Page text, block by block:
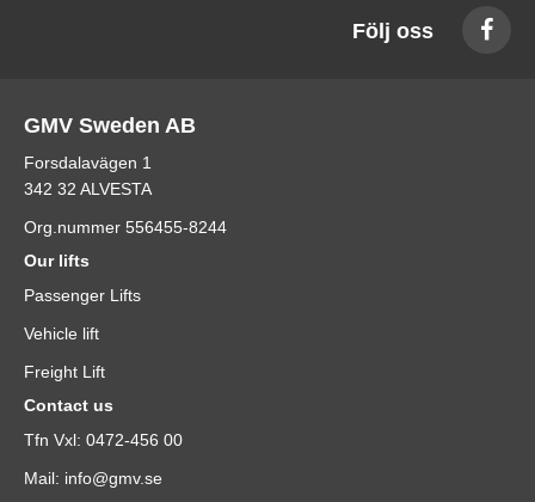
Följ oss
GMV Sweden AB
Forsdalavägen 1
342 32 ALVESTA
Org.nummer 556455-8244
Our lifts
Passenger Lifts
Vehicle lift
Freight Lift
Contact us
Tfn Vxl: 0472-456 00
Mail: info@gmv.se